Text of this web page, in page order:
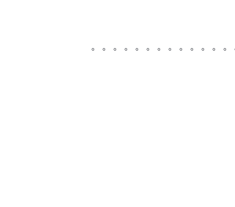
حيث قد تكون المعلومات قد تغيرت منذ ذلك الحين. لذلك،
أي قرار أو اتخاذ أي إجراء. المسؤولية عن استخدام